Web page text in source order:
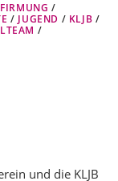
FIRMUNG /
/ JUGEND / KLJB /
/
und die KLJB